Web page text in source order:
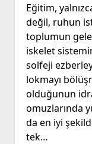
Eğitim,
değil, ruhun
toplumun
iskelet
solfeji
lokmayı
olduğunun
omuzlarında
da en iyi
tek…